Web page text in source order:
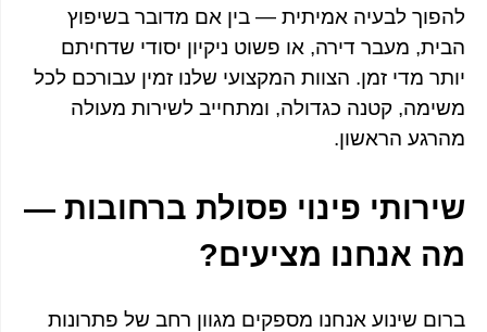
להפוך לבעיה אמיתית — בין אם מדובר בשיפוץ
הבית, מעבר דירה, או פשוט ניקיון יסודי שדחיתם
יותר מדי זמן. הצוות המקצועי שלנו זמין עבורכם לכל
משימה, קטנה כגדולה, ומתחייב לשירות מעולה
מהרגע הראשון.
שירותי פינוי פסולת ברחובות —
מה אנחנו מציעים?
ברום שינוע אנחנו מספקים מגוון רחב של פתרונות